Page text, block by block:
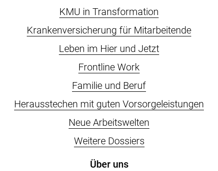
KMU in Transformation
Krankenversicherung für Mitarbeitende
Leben im Hier und Jetzt
Frontline Work
Familie und Beruf
Herausstechen mit guten Vorsorgeleistungen
Neue Arbeitswelten
Weitere Dossiers
Über uns